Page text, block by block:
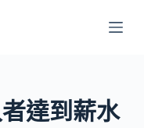
達到薪水